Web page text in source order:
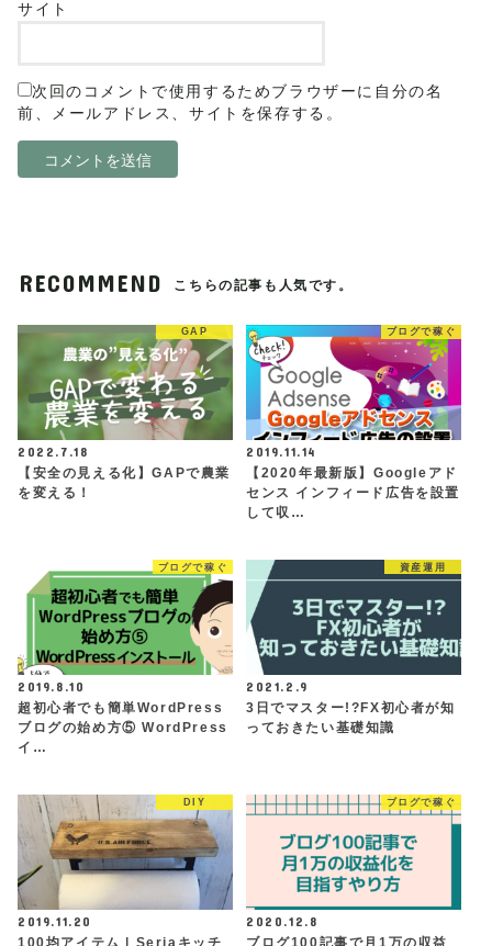
サイト
次回のコメントで使用するためブラウザーに自分の名
前、メールアドレス、サイトを保存する。
RECOMMEND こちらの記事も人気です。
GAP
2022.7.18
【安全の見える化】GAPで農業
を変える！
ブログで稼ぐ
2019.11.14
【2020年最新版】Googleアド
センス インフィード広告を設置
して収…
ブログで稼ぐ
2019.8.10
超初心者でも簡単WordPress
ブログの始め方⑤ WordPress
イ…
資産運用
2021.2.9
3日でマスター!?FX初心者が知
っておきたい基礎知識
DIY
2019.11.20
100均アイテム | Seriaキッチ
ブログで稼ぐ
2020.12.8
ブログ100記事で月1万の収益